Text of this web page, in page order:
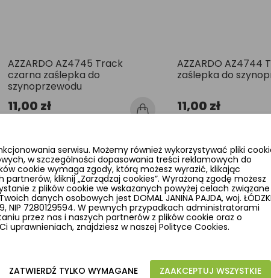
AZZARDO AZ4745 Track
czarna zaślepka do
szynoprzewodu
11,00 zł
AZZARDO AZ4744
zaślepka do
11,00 zł
favorite_border
serwisu. Możemy również wykorzystywać pliki
w szczególności dopasowania treści reklamowych do
cookie wymaga zgody, którą możesz wyrazić, klikając
kliknij „Zarządzaj cookies”. Wyrażoną zgodę możesz
z plików cookie we wskazanych powyżej celach związane
danych osobowych jest DOMAL JANINA PAJDA, woj.
NIP 7280129594. W pewnych przypadkach administratorami
przez nas i naszych partnerów z plików cookie oraz o
znajdziesz w naszej Polityce Cookies.
ZAAKCEPTUJ WSZYSTKIE
ZATWIERDŹ TYLKO WYMAGANE